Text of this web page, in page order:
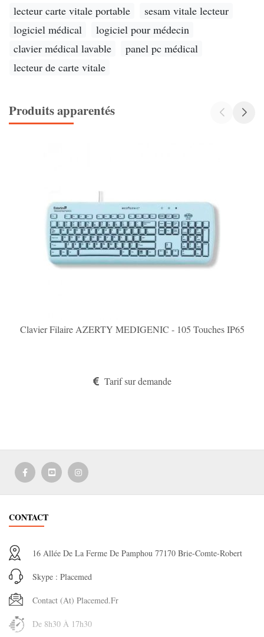
lecteur carte vitale portable
sesam vitale lecteur
logiciel médical
logiciel pour médecin
clavier médical lavable
panel pc médical
lecteur de carte vitale
Produits apparentés
Clavier Filaire AZERTY MEDIGENIC - 105 Touches IP65
Tarif sur demande
CONTACT
16 Allée De La Ferme De Pamphou 77170 Brie-Comte-Robert
Skype : Placemed
Contact (at) Placemed.fr
De 8h30 À 17h30